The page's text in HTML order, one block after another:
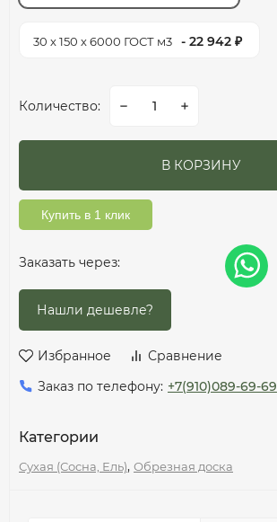
30 х 150 х 6000 ГОСТ м3 - 22 942 ₽
Количество:
В КОРЗИНУ
Купить в 1 клик
Заказать через:
Избранное
Сравнение
Заказ по телефону: +7(910)089-69-69
Категории
Сухая (Сосна, Ель), Обрезная доска